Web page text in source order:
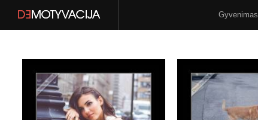
Gyvenimas